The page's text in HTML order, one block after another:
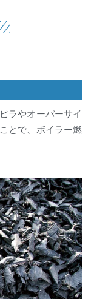
ラやオーバーサイ
とで、ボイラー燃